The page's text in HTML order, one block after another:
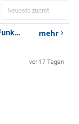
Wohnbereichsleitung (m/w/d) mit Funktion als stellvertretende Pflegedienstleitung mehr
vor 17 Tagen